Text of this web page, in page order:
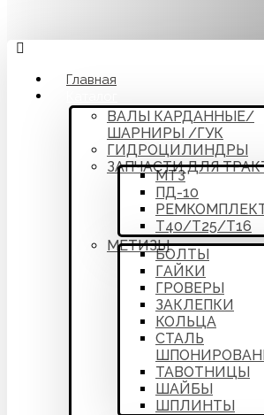
Главная
ВАЛЫ КАРДАННЫЕ/
ШАРНИРЫ /ГУК
ГИДРОЦИЛИНДРЫ
ЗАПЧАСТИ ДЛЯ
МТЗ
ПД-10
Т40/Т25/Т16
МЕТИЗЫ
БОЛТЫ
ГАЙКИ
ГРОВЕРЫ
ЗАКЛЕПКИ
КОЛЬЦА
СТАЛЬ
ТАВОТНИЦЫ
ШАЙБЫ
ШПЛИНТЫ